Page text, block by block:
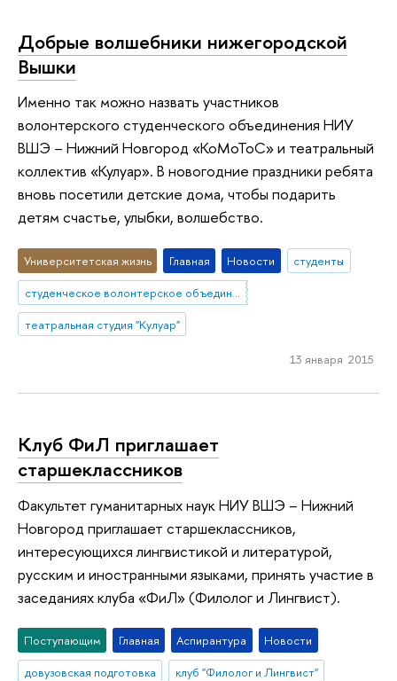
Добрые волшебники нижегородской
Вышки
Именно так можно назвать участников
волонтерского студенческого объединения НИУ
ВШЭ – Нижний Новгород «КоМоТоС» и театральный
коллектив «Кулуар». В новогодние праздники ребята
вновь посетили детские дома, чтобы подарить
детям счастье, улыбки, волшебство.
Университетская жизнь Главная Новости
студенты
студенческое волонтерское объединение "КоМоТоС"
театральная студия "Кулуар"
13 января 2015
Клуб ФиЛ приглашает
старшеклассников
Факультет гуманитарных наук НИУ ВШЭ – Нижний
Новгород приглашает старшеклассников,
интересующихся лингвистикой и литературой,
русским и иностранными языками, принять участие в
заседаниях клуба «ФиЛ» (Филолог и Лингвист).
Поступающим Главная Аспирантура
Новости
довузовская подготовка
клуб "Филолог и Лингвист"